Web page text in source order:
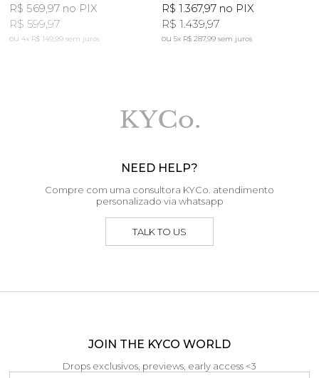
R$ 569,97 no PIX
R$ 599,97
4x R$ 149,99sem juros
R$ 1.367,97no PIX
R$ 1.439,97
5x R$ 287,99 sem juros
NEED HELP?
Compre com uma consultora KYCo. atendimento
personalizado via whatsapp
TALK TO US
JOIN THE KYCO WORLD
Drops exclusivos, previews, early access <3